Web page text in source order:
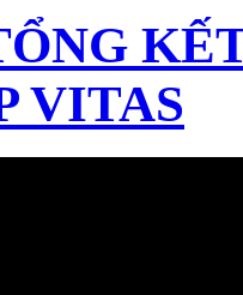
VITAS